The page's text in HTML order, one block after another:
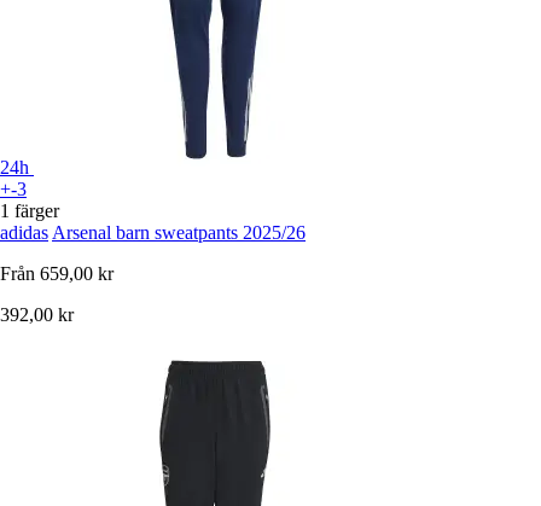
24h
+-3
1 färger
adidas Arsenal barn sweatpants 2025/26
Från 659,00 kr
392,00 kr